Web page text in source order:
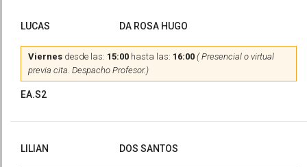
LUCAS DA ROSA HUGO
Viernes desde las: 15:00 hasta las: 16:00 ( Presencial o virtual
previa cita. Despacho Profesor.)
EA.S2
LILIAN DOS SANTOS